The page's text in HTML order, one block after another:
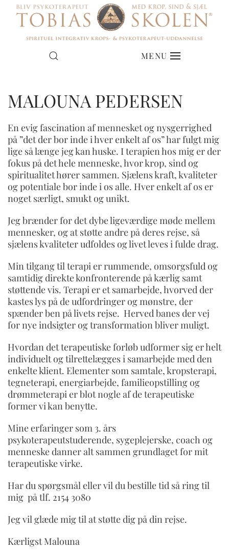
MENU
MALOUNA PEDERSEN
En evig fascination af mennesket og nysgerrighed
på ”det der bor inde i hver enkelt af os” har fulgt mig
lige så længe jeg kan huske. I terapien hos mig er der
fokus på det hele menneske, hvor krop, sind og
spiritualitet hører sammen. Sjælens kraft, kvaliteter
og potentiale bor inde i os alle. Hver enkelt af os er
noget særligt, smukt og unikt.
Jeg brænder for det dybe ligeværdige møde mellem
mennesker, og at støtte andre på deres rejse, så
sjælens kvaliteter udfoldes og livet leves i fulde drag.
Min tilgang til terapi er rummende, omsorgsfuld og
samtidig direkte konfronterende på kærlig samt
støttende vis. Terapi er et samarbejde, hvorved der
kastes lys på de udfordringer og mønstre, der
spænder ben på livets rejse. Herved banes der vej
for nye indsigter og transformation bliver muligt.
Hvordan det terapeutiske forløb udformer sig er helt
individuelt og tilrettelægges i samarbejde med den
enkelte klient. Elementer som samtale, kropsterapi,
tegneterapi, energiarbejde, familieopstilling og
drømmeterapi er blot nogle af de terapeutiske
former vi kan benytte.
Mine erfaringer som 3. års
psykoterapeutstuderende, sygeplejerske, coach og
menneske danner alt sammen grundlaget for mit
terapeutiske virke.
Har du spørgsmål eller vil du bestille tid så ring til
mig på tlf. 2154 3080
Jeg vil glæde mig til at støtte dig på din rejse.
Kærligst Malouna